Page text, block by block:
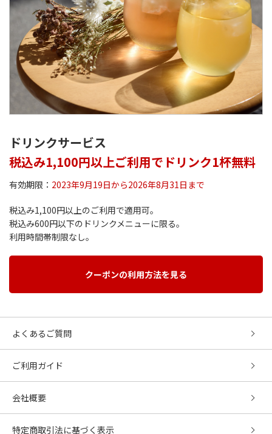
ドリンクサービス
税込み1,100円以上ご利用でドリンク1杯無料
有効期限： 2023年9月19日から2026年8月31日まで
税込み1,100円以上のご利用で適用可。
税込み600円以下のドリンクメニューに限る。
利用時間帯制限なし。
クーポンの利用方法を見る
よくあるご質問
ご利用ガイド
会社概要
特定商取引法に基づく表示